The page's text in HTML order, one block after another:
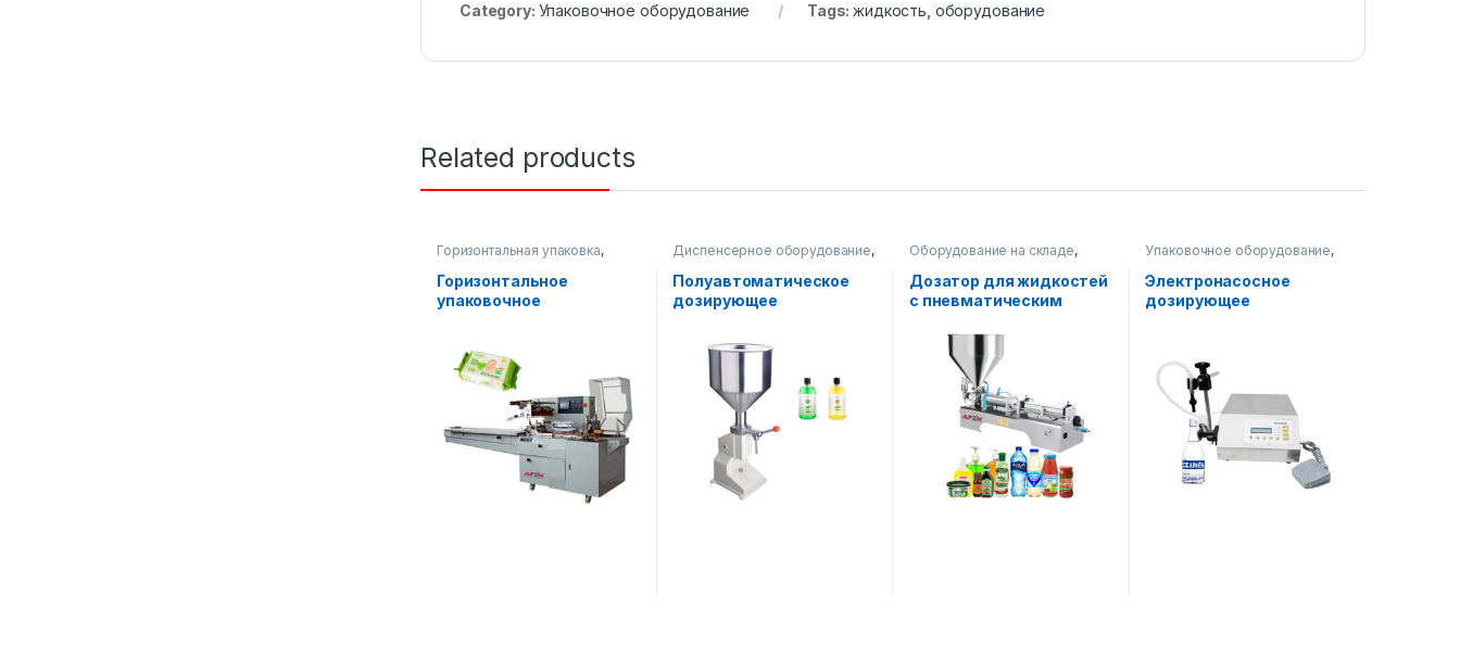
Category: Упаковочное оборудование Tags:жидкость оборудование
Related products
Горизонтальная упаковка,
Упаковочное оборудование
Горизонтальное
упаковочное
Диспенсерное оборудование,
Упаковочное оборудование
Полуавтоматическое
дозирующее
Оборудование на складе,
Упаковочное оборудование
Диспенсерное оборудование
Дозатор для жидкостей
с пневматическим
Упаковочное оборудование,
Диспенсерное оборудование
Электронасосное
дозирующее